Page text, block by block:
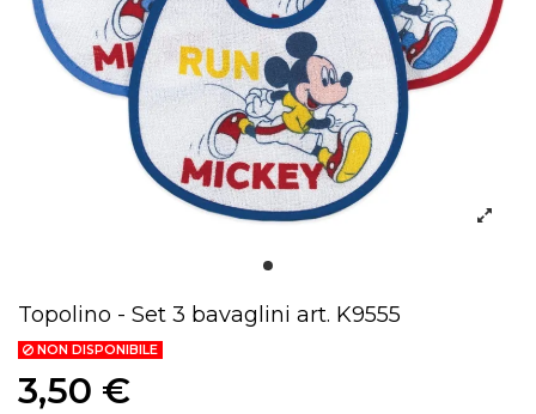
Topolino - Set 3 bavaglini art. K9555
NON DISPONIBILE
3,50 €